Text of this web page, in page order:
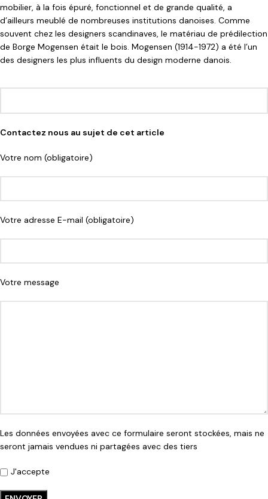
mobilier, à la fois épuré, fonctionnel et de grande qualité, a
d’ailleurs meublé de nombreuses institutions danoises. Comme
souvent chez les designers scandinaves, le matériau de prédilection
de Borge Mogensen était le bois. Mogensen (1914-1972) a été l’un
des designers les plus influents du design moderne danois.
Contactez nous au sujet de cet article
Votre nom (obligatoire)
Votre adresse E-mail (obligatoire)
Votre message
Les données envoyées avec ce formulaire seront stockées, mais ne
seront jamais vendues ni partagées avec des tiers
J'accepte